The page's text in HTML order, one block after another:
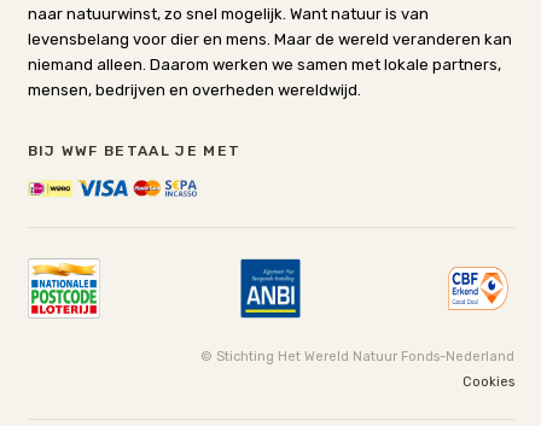
naar natuurwinst, zo snel mogelijk. Want natuur is van
levensbelang voor dier en mens. Maar de wereld veranderen kan
niemand alleen. Daarom werken we samen met lokale partners,
mensen, bedrijven en overheden wereldwijd.
BIJ WWF BETAAL JE MET
© Stichting Het Wereld Natuur Fonds-Nederland
Cookies